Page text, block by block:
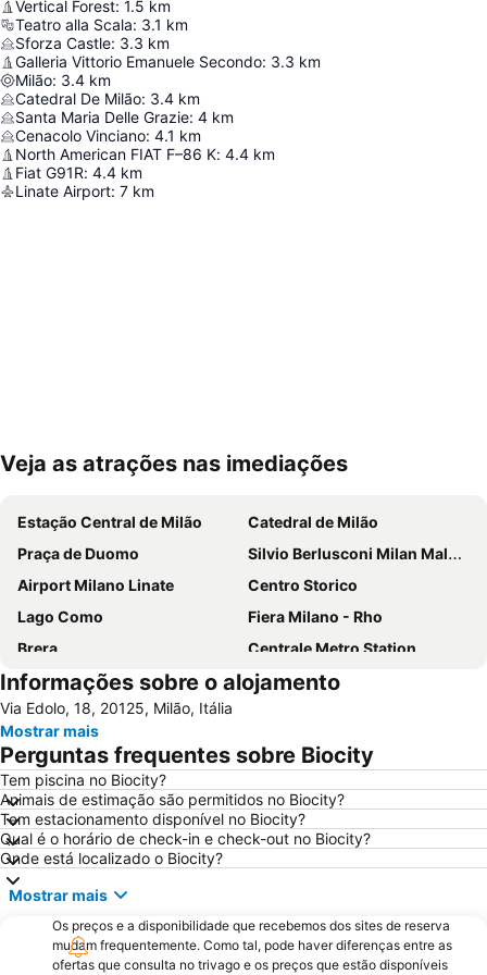
Vertical Forest: 1.5 km
Teatro alla Scala: 3.1 km
Sforza Castle: 3.3 km
Galleria Vittorio Emanuele Secondo: 3.3 km
Milão: 3.4 km
Catedral De Milão: 3.4 km
Santa Maria Delle Grazie: 4 km
Cenacolo Vinciano: 4.1 km
North American FIAT F–86 K: 4.4 km
Fiat G91R: 4.4 km
Linate Airport: 7 km
Ampliar mapa
Veja as atrações nas imediações
Estação Central de Milão
Catedral de Milão
Praça de Duomo
Silvio Berlusconi Milan Malpensa Airport
Airport Milano Linate
Centro Storico
Lago Como
Fiera Milano - Rho
Brera
Centrale Metro Station
Aeroporto Orio al Serio
Navigli
Cidade Alta de Bérgamo
San Siro
Stazione Porta Garibaldi
Lampugnano Metro Station
Teatro alla Scala
San Siro Stadio Metro Station
Autodromo Nazionale Monza
Cadorna – Triennale Metro Station
Porta Romana
Porta Garibaldi
Porta Venezia
Galeria Vittorio Emanuele II
FieraMilano
Lampugnano
Museo del Duomo di Milano
Funicolare di Città Alta
Informações sobre o alojamento
Via Edolo, 18, 20125, Milão, Itália
Mostrar mais
Perguntas frequentes sobre Biocity
Tem piscina no Biocity?
Animais de estimação são permitidos no Biocity?
Tem estacionamento disponível no Biocity?
Qual é o horário de check-in e check-out no Biocity?
Onde está localizado o Biocity?
Mostrar mais
Os preços e a disponibilidade que recebemos dos sites de reserva
mudam frequentemente. Como tal, pode haver diferenças entre as
ofertas que consulta no trivago e os preços que estão disponíveis